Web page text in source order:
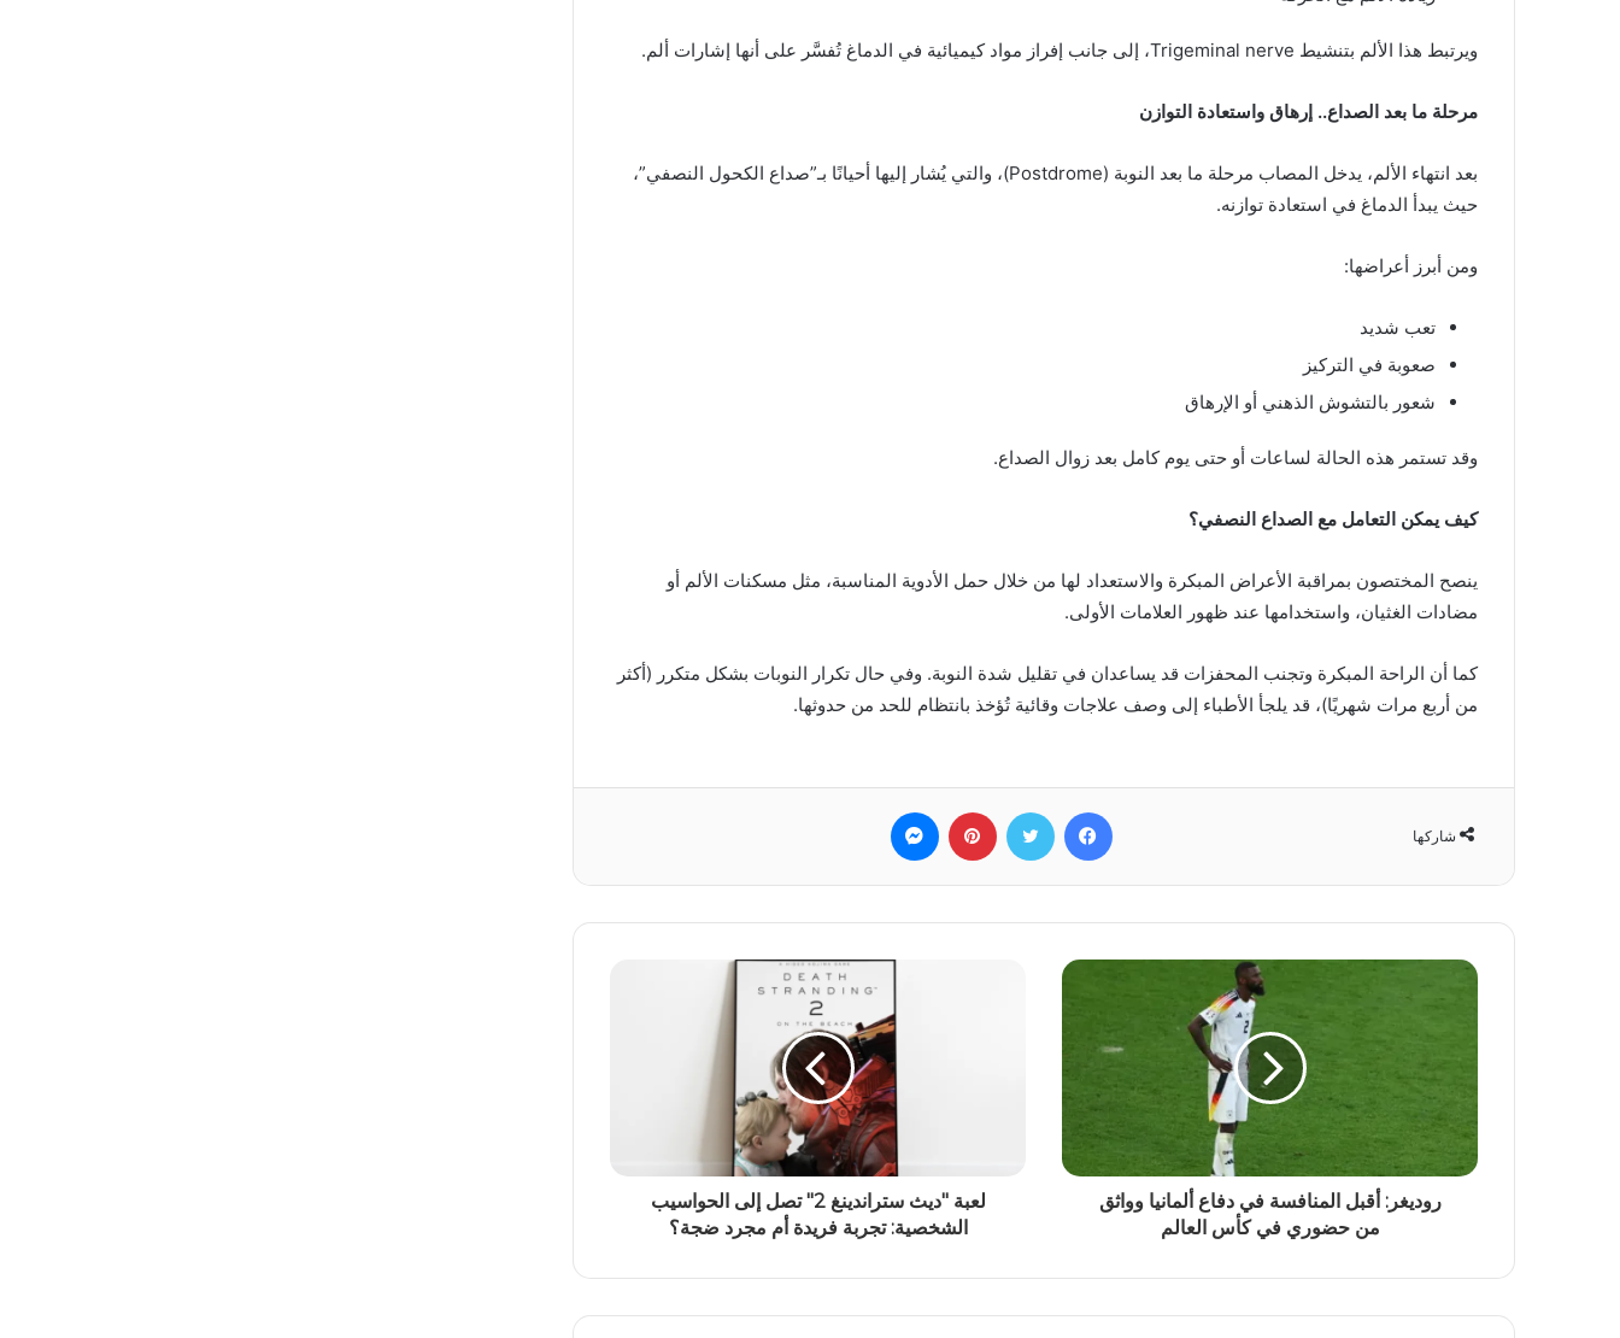
ويرتبط هذا الألم بتنشيط Trigeminal nerve، إلى جانب إفراز مواد كيميائية في الدماغ تُفسَّر على أنها إشارات ألم.
مرحلة ما بعد الصداع.. إرهاق واستعادة التوازن
بعد انتهاء الألم، يدخل المصاب مرحلة ما بعد النوبة (Postdrome)، والتي يُشار إليها أحيانًا بـ”صداع الكحول النصفي”،
حيث يبدأ الدماغ في استعادة توازنه.
ومن أبرز أعراضها:
تعب شديد
صعوبة في التركيز
شعور بالتشوش الذهني أو الإرهاق
وقد تستمر هذه الحالة لساعات أو حتى يوم كامل بعد زوال الصداع.
كيف يمكن التعامل مع الصداع النصفي؟
ينصح المختصون بمراقبة الأعراض المبكرة والاستعداد لها من خلال حمل الأدوية المناسبة، مثل مسكنات الألم أو
مضادات الغثيان، واستخدامها عند ظهور العلامات الأولى.
كما أن الراحة المبكرة وتجنب المحفزات قد يساعدان في تقليل شدة النوبة. وفي حال تكرار النوبات بشكل متكرر (أكثر
من أربع مرات شهريًا)، قد يلجأ الأطباء إلى وصف علاجات وقائية تُؤخذ بانتظام للحد من حدوثها.
شاركها
فيسبوك تويتر بينتيريست
روديغر: أقبل المنافسة في دفاع ألمانيا وواثق
من حضوري في كأس العالم
لعبة "ديث ستراندينغ 2" تصل إلى الحواسيب
الشخصية: تجربة فريدة أم مجرد ضجة؟